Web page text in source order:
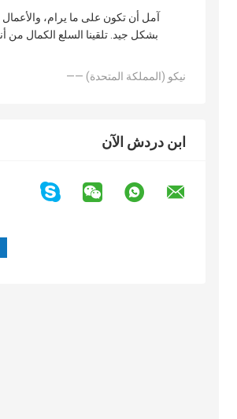
آمل أن تكون على ما يرام، والأعمال
بشكل جيد. تلقينا السلع الكمال من
—— نيكو (المملكة المتحدة)
ابن دردش الآن